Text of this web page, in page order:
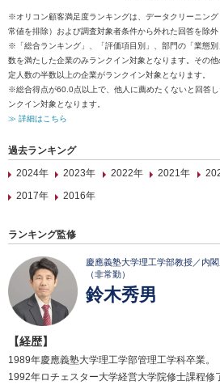
※オリコン顧客満足度ランキングは、データクリーニン
常値を排除）および調査対象者条件から外れた回答を除外
※「総合ランキング」、「評価項目別」、部門の「業態
数を満たした企業のみランクイン対象となります。その
定人数の半数以上の企業がランクイン対象となります。
※総合得点が60.0点以上で、他人に薦めたくないと回答
ンクイン対象となります。
≫ 詳細はこちら
過去ランキング
2024年
2023年 2022年 2021年
2017年
2016年
ランキング監修
慶應義塾大学理工学部教授／内
（非常勤）
鈴木秀男
【経歴】
1989年慶應義塾大学理工学部管理工学科卒業。
1992年ロチェスター大学経営大学院修士課程修